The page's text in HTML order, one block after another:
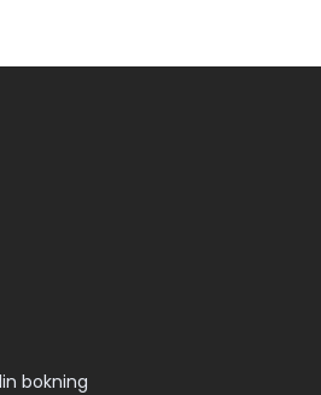
bokning